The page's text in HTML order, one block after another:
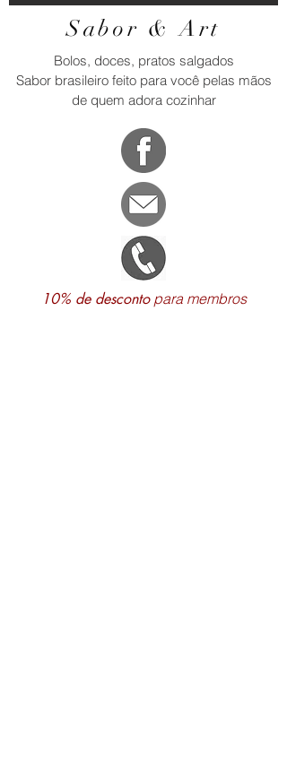
Sabor & Art
Bolos, doces, pratos salgados
Sabor brasileiro feito para você pelas mãos
de quem adora cozinhar
10% de descontopara membros